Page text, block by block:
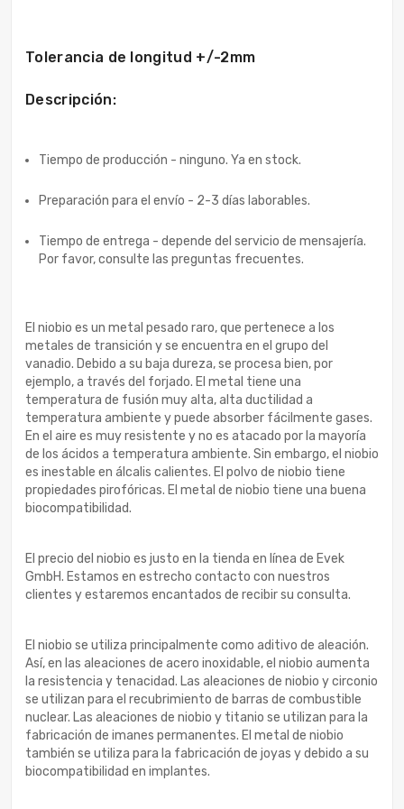
Tolerancia de longitud +/-2mm
Descripción:
Tiempo de producción - ninguno. Ya en stock.
Preparación para el envío - 2-3 días laborables.
Tiempo de entrega - depende del servicio de mensajería.
Por favor, consulte las preguntas frecuentes.
El niobio es un metal pesado raro, que pertenece a los
metales de transición y se encuentra en el grupo del
vanadio. Debido a su baja dureza, se procesa bien, por
ejemplo, a través del forjado. El metal tiene una
temperatura de fusión muy alta, alta ductilidad a
temperatura ambiente y puede absorber fácilmente gases.
En el aire es muy resistente y no es atacado por la mayoría
de los ácidos a temperatura ambiente. Sin embargo, el niobio
es inestable en álcalis calientes. El polvo de niobio tiene
propiedades pirofóricas. El metal de niobio tiene una buena
biocompatibilidad.
El precio del niobio es justo en la tienda en línea de Evek
GmbH. Estamos en estrecho contacto con nuestros
clientes y estaremos encantados de recibir su consulta.
El niobio se utiliza principalmente como aditivo de aleación.
Así, en las aleaciones de acero inoxidable, el niobio aumenta
la resistencia y tenacidad. Las aleaciones de niobio y circonio
se utilizan para el recubrimiento de barras de combustible
nuclear. Las aleaciones de niobio y titanio se utilizan para la
fabricación de imanes permanentes. El metal de niobio
también se utiliza para la fabricación de joyas y debido a su
biocompatibilidad en implantes.